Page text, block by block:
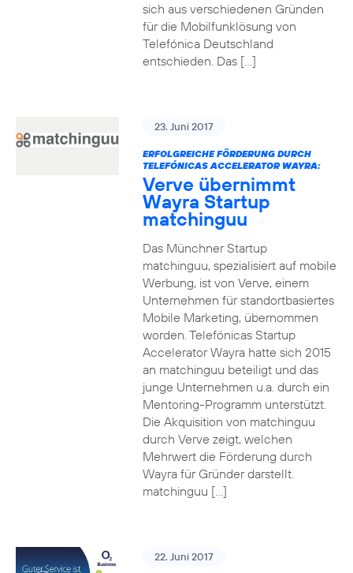
sich aus verschiedenen Gründen
für die Mobilfunklösung von
Telefónica Deutschland
entschieden. Das […]
23. Juni 2017
ERFOLGREICHE FÖRDERUNG DURCH
TELEFÓNICAS ACCELERATOR WAYRA:
Verve übernimmt
Wayra Startup
matchinguu
Das Münchner Startup
matchinguu, spezialisiert auf mobile
Werbung, ist von Verve, einem
Unternehmen für standortbasiertes
Mobile Marketing, übernommen
worden. Telefónicas Startup
Accelerator Wayra hatte sich 2015
an matchinguu beteiligt und das
junge Unternehmen u.a. durch ein
Mentoring-Programm unterstützt.
Die Akquisition von matchinguu
durch Verve zeigt, welchen
Mehrwert die Förderung durch
Wayra für Gründer darstellt.
matchinguu […]
22. Juni 2017